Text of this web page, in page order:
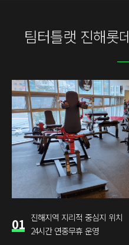
팀터틀랫 진해롯
01 진해지역 지리적 중심지 위치
24시간 연중무휴 운영